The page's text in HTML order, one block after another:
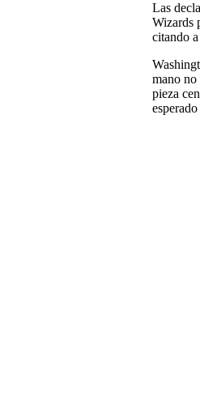
Las
Wizards
citando
mano no
pieza